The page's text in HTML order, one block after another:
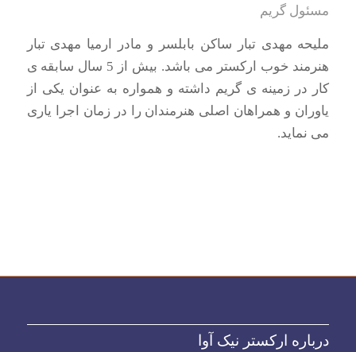
مسئول گریم
ملیحه مهدی تبار ساکن بابلسر و مادر ارمیا مهدی تبار
هنرمند خوب ارکستر می باشد. بیش از 5 سال سابقه ی
کار در زمینه ی گریم داشته و همواره به عنوان یکی از
یاوران و همراهان اصلی هنرمندان را در زمان اجرا یاری
می نماید.
درباره ارکستر نیک آوا